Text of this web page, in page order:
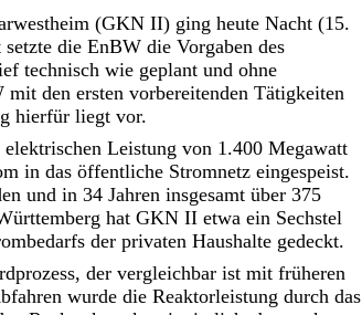
(GKN II) ging heute Nacht (15.
die EnBW die Vorgaben des
technisch wie geplant und ohne
den ersten vorbereitenden Tätigkeiten
hierfür liegt vor.
Leistung von 1.400 Megawatt
in das öffentliche Stromnetz eingespeist.
und in 34 Jahren insgesamt über 375
hat GKN II etwa ein Sechstel
der privaten Haushalte gedeckt.
der vergleichbar ist mit früheren
wurde die Reaktorleistung durch das